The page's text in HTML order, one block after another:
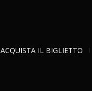
ACQUISTA IL BIGLIETTO